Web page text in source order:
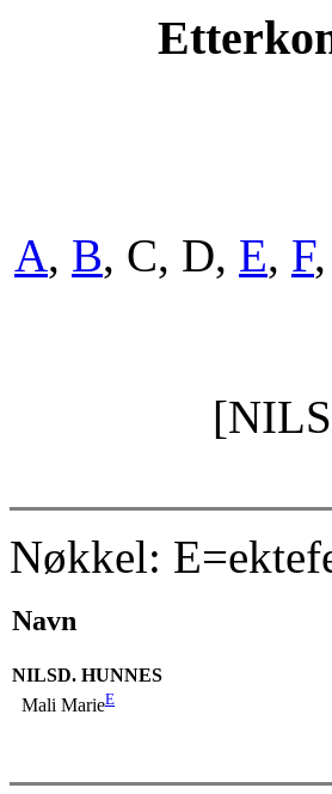
A, B, C, D, E, F,
Nøkkel:
Navn
NILSD. HUNNES
Mali MarieE